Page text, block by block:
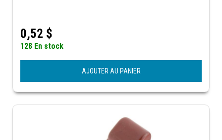
0,52 $
128 En stock
AJOUTER AU PANIER